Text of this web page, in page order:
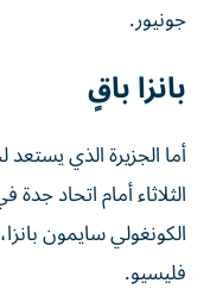
جونيور.
بانزا باقٍ
أما الجزيرة الذي
الثلاثاء أمام اتحاد
الكونغولي سايمون
فليسيو.